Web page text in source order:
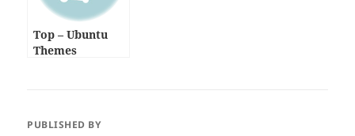
Top – Ubuntu
Themes
PUBLISHED BY